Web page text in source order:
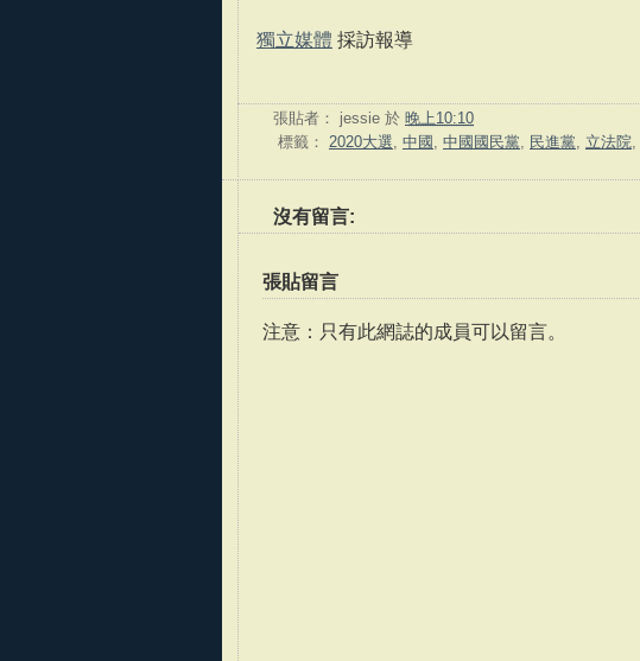
獨立媒體 採訪報導
張貼者： jessie 於 晚上10:10
標籤： 2020大選 中國 中國國民黨 民進黨 立法院
沒有留言:
張貼留言
注意：只有此網誌的成員可以留言。